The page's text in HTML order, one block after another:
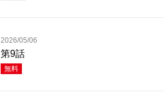
2026/05/06
第9話
無料